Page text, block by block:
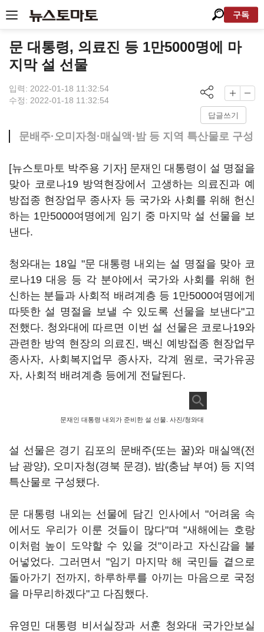
구독
문 대통령, 의료진 등 1만5000명에 마
지막 설 선물
입력: 2022-01-18 11:32:54
수정: 2022-01-18 11:32:54
답글쓰기
문배주·오미자청·매실액·밤 등 지역 특산물로 구성
[뉴스토마토 박주용 기자] 문재인 대통령이 설 명절을
맞아 코로나19 방역현장에서 고생하는 의료진과 예
방접종 현장업무 종사자 등 국가와 사회를 위해 헌신
하는 1만5000여명에게 임기 중 마지막 설 선물을 보
낸다.
청와대는 18일 "문 대통령 내외는 설 명절을 맞아 코
로나19 대응 등 각 분야에서 국가와 사회를 위해 헌
신하는 분들과 사회적 배려계층 등 1만5000여명에게
따뜻한 설 명절을 보낼 수 있도록 선물을 보낸다"고
전했다. 청와대에 따르면 이번 설 선물은 코로나19와
관련한 방역 현장의 의료진, 백신 예방접종 현장업무
종사자, 사회복지업무 종사자, 각계 원로, 국가유공
자, 사회적 배려계층 등에게 전달된다.
문재인 대통령 내외가 준비한 설 선물. 사진/청와대
설 선물은 경기 김포의 문배주(또는 꿀)와 매실액(전
남 광양), 오미자청(경북 문경), 밤(충남 부여) 등 지역
특산물로 구성됐다.
문 대통령 내외는 선물에 담긴 인사에서 "어려움 속
에서도 우리가 이룬 것들이 많다"며 "새해에는 호랑
이처럼 높이 도약할 수 있을 것"이라고 자신감을 불
어넣었다. 그러면서 "임기 마지막 해 국민들 곁으로
돌아가기 전까지, 하루하루를 아끼는 마음으로 국정
을 마무리하겠다"고 다짐했다.
유영민 대통령 비서실장과 서훈 청와대 국가안보실